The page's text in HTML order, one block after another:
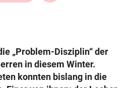
„Problem-Disziplin“ der
in diesem Winter.
konnten bislang in die